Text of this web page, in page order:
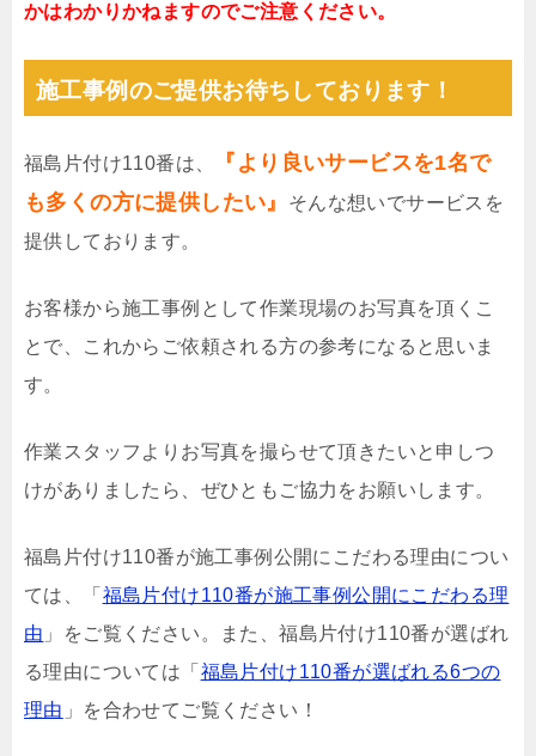
かはわかりかねますのでご注意ください。
施工事例のご提供お待ちしております！
福島片付け110番は、
『より良いサービスを1名で
も多くの方に提供したい』
そんな想いでサービスを
提供しております。
お客様から施工事例として作業現場のお写真を頂くこ
とで、これからご依頼される方の参考になると思いま
す。
作業スタッフよりお写真を撮らせて頂きたいと申しつ
けがありましたら、ぜひともご協力をお願いします。
福島片付け110番が施工事例公開にこだわる理由につい
ては、「 福島片付け110番が施工事例公開にこだわる理
由 」をご覧ください。また、福島片付け110番が選ばれ
る理由については「 福島片付け110番が選ばれる6つの
理由 」を合わせてご覧ください！